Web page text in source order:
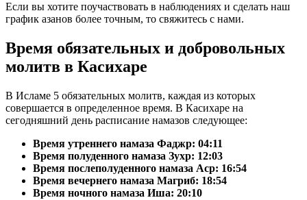
Если вы хотите поучаствовать в наблюдениях и сделать наш
график азанов более точным, то свяжитесь с нами.
Время обязательных и добровольных
молитв в Касихаре
В Исламе 5 обязательных молитв, каждая из которых
совершается в определенное время. В Касихаре на
сегодняшний день расписание намазов следующее:
Время утреннего намаза Фаджр: 04:11
Время полуденного намаза Зухр: 12:03
Время послеполуденного намаза Аср: 16:54
Время вечернего намаза Магриб: 18:54
Время ночного намаза Иша: 20:10